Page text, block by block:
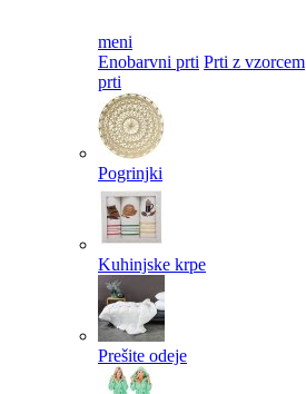
meni
Enobarvni prti Prti z vzorcem
prti​
Pogrinjki
Kuhinjske krpe
Prešite odeje